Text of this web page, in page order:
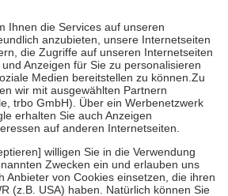
sind jedoch nie mehr als die tatsächlichen
auch für Online-Apotheken.
Krankenpflege beträgt die
der Kosten sowie zehn Euro je
Versicherten für ihre eigene Gesundheit zu
Stellung der Familie zu unterstützen,
an bei:
bis zum vollendeten 18. Lebensjahr